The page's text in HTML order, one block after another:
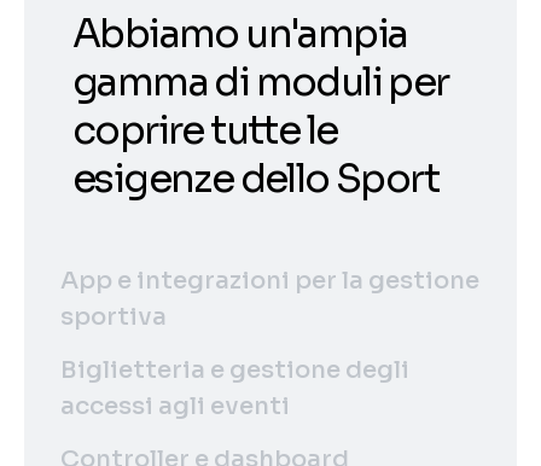
Abbiamo un'ampia
gamma di moduli per
coprire tutte le
esigenze dello Sport
App e integrazioni per la gestione
sportiva
Biglietteria e gestione degli
accessi agli eventi
Controller e dashboard